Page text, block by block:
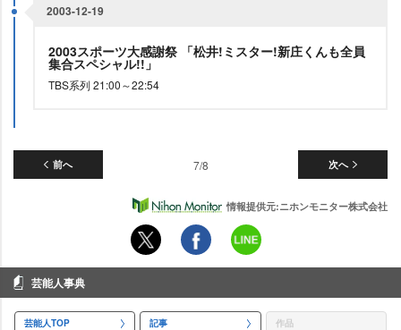
2003-12-19
2003スポーツ大感謝祭 「松井!ミスター!新庄くんも全員
集合スペシャル!!」
TBS系列 21:00～22:54
前へ 次へ
7/8
情報提供元:ニホンモニター株式会社
芸能人事典
芸能人TOP 記事 作品